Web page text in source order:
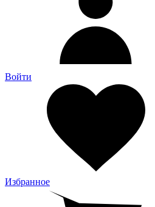
Войти
Избранное